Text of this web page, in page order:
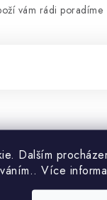
Dalším
Více
vám rádi poradíme